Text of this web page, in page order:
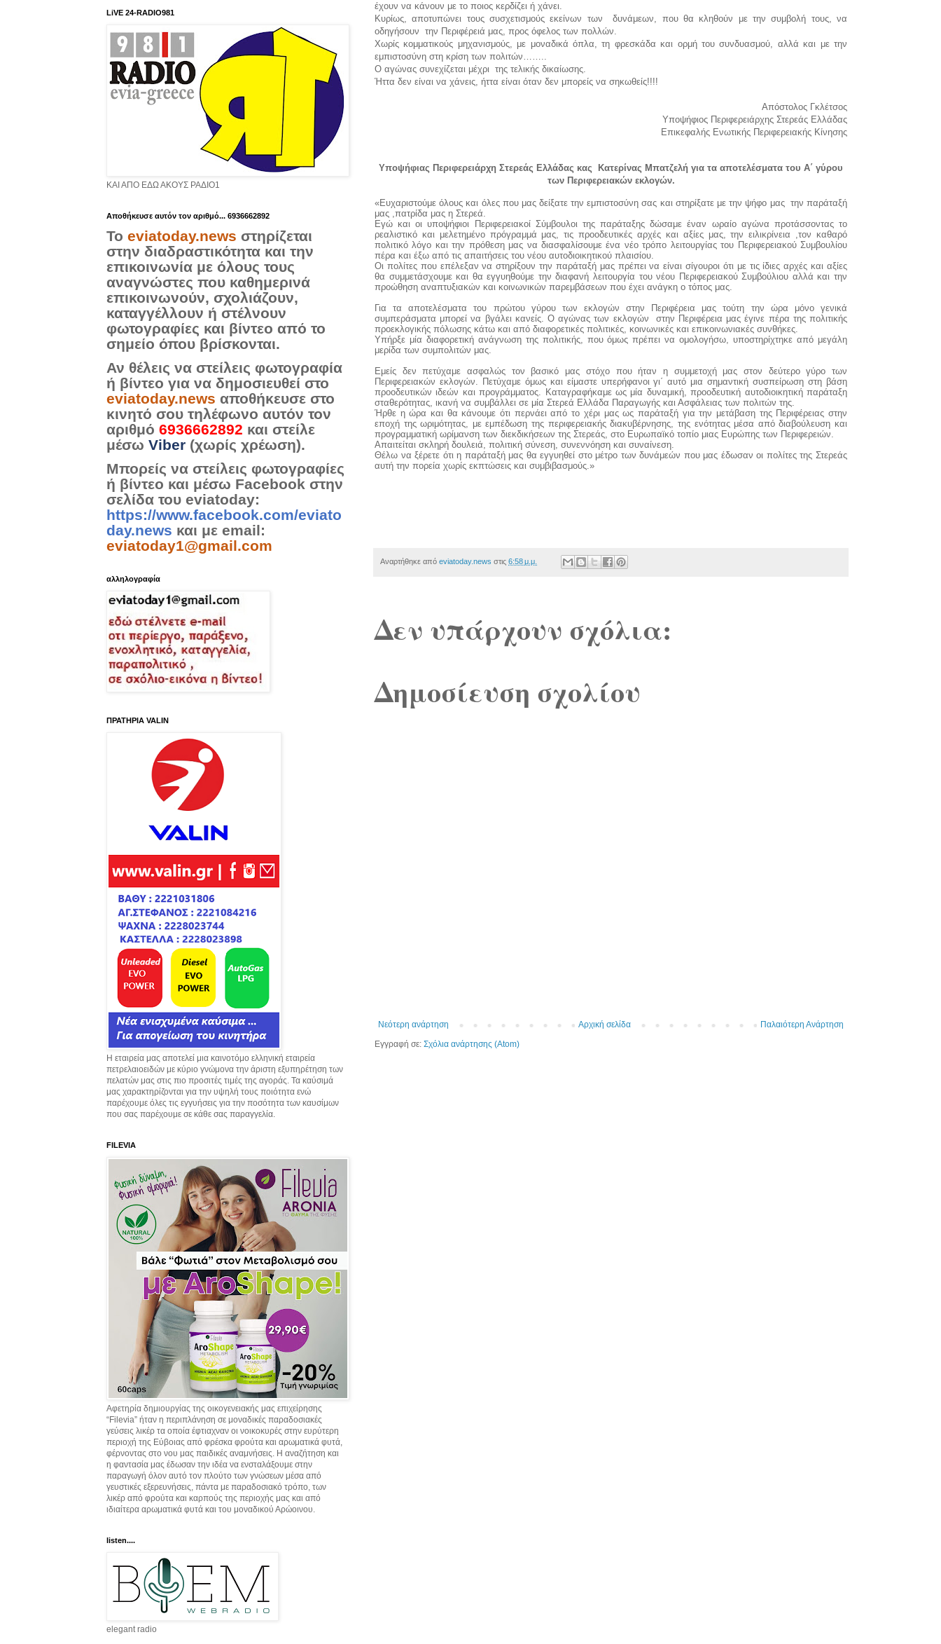
έχουν να κάνουν με το ποιος κερδίζει ή χάνει.
Κυρίως, αποτυπώνει τους συσχετισμούς εκείνων των
δυνάμεων, που θα κληθούν με την συμβολή τους, να
οδηγήσουν την Περιφέρειά μας, προς όφελος των πολλών.
Χωρίς κομματικούς μηχανισμούς, με μοναδικά όπλα, τη φρεσκάδα και ορμή του συνδυασμού, αλλά και με την
εμπιστοσύνη στη κρίση των πολιτών……..
Ο αγώνας συνεχίζεται μέχρι της τελικής δικαίωσης.
Ήττα δεν είναι να χάνεις, ήττα είναι όταν δεν μπορείς να σηκωθείς!!!!
Απόστολος Γκλέτσος
Υποψήφιος Περιφερειάρχης Στερεάς Ελλάδας
Επικεφαλής Ενωτικής Περιφερειακής Κίνησης
Υποψήφιας Περιφερειάρχη Στερεάς Ελλάδας κας
Κατερίνας Μπατζελή για τα αποτελέσματα του Α΄ γύρου
των Περιφερειακών εκλογών.
«Ευχαριστούμε όλους και όλες που μας δείξατε την εμπιστοσύνη σας και στηρίξατε με την ψήφο μας την παράταξή
μας ,πατρίδα μας η Στερεά.
Εγώ και οι υποψήφιοι Περιφερειακοί Σύμβουλοι της παράταξης δώσαμε έναν ωραίο αγώνα προτάσσοντας το
ρεαλιστικό και μελετημένο πρόγραμμά μας, τις προοδευτικές αρχές και αξίες μας, την ειλικρίνεια ,τον καθαρό
πολιτικό λόγο και την πρόθεση μας να διασφαλίσουμε ένα νέο τρόπο λειτουργίας του Περιφερειακού Συμβουλίου
πέρα και έξω από τις απαιτήσεις του νέου αυτοδιοικητικού πλαισίου.
Οι πολίτες που επέλεξαν να στηρίξουν την παράταξή μας πρέπει να είναι σίγουροι ότι με τις ίδιες αρχές και αξίες
θα συμμετάσχουμε και θα εγγυηθούμε την διαφανή λειτουργία του νέου Περιφερειακού Συμβούλιου αλλά και την
προώθηση αναπτυξιακών και κοινωνικών παρεμβάσεων που έχει ανάγκη ο τόπος μας.
Για τα αποτελέσματα του πρώτου γύρου των εκλογών στην Περιφέρεια μας τούτη την ώρα μόνο γενικά
συμπεράσματα μπορεί να βγάλει κανείς. Ο αγώνας των εκλογών
στην Περιφέρεια μας έγινε πέρα της πολιτικής
προεκλογικής πόλωσης κάτω και από διαφορετικές πολιτικές, κοινωνικές και επικοινωνιακές συνθήκες.
Υπήρξε μία διαφορετική ανάγνωση της πολιτικής, που όμως πρέπει να ομολογήσω, υποστηρίχτηκε από μεγάλη
μερίδα των συμπολιτών μας.
Εμείς δεν πετύχαμε ασφαλώς τον βασικό μας στόχο που ήταν η συμμετοχή μας στον δεύτερο γύρο των
Περιφερειακών εκλογών. Πετύχαμε όμως και είμαστε υπερήφανοι γι΄ αυτό μια σημαντική συσπείρωση στη βάση
προοδευτικών ιδεών και προγράμματος. Καταγραφήκαμε ως μία δυναμική, προοδευτική αυτοδιοικητική παράταξη
σταθερότητας, ικανή να συμβάλλει σε μία Στερεά Ελλάδα Παραγωγής και Ασφάλειας των πολιτών της.
Ήρθε η ώρα και θα κάνουμε ότι περνάει από το χέρι μας ως παράταξή για την μετάβαση της Περιφέρειας στην
εποχή της ωριμότητας, με εμπέδωση της περιφερειακής διακυβέρνησης, της ενότητας μέσα από διαβούλευση και
προγραμματική ωρίμανση των διεκδικήσεων της Στερεάς, στο Ευρωπαϊκό τοπίο μιας Ευρώπης των Περιφερειών.
Απαιτείται σκληρή δουλειά, πολιτική σύνεση, συνεννόηση και συναίνεση.
Θέλω να ξέρετε ότι η παράταξή μας θα εγγυηθεί στο μέτρο των δυνάμεών που μας έδωσαν οι πολίτες της Στερεάς
αυτή την πορεία χωρίς εκπτώσεις και συμβιβασμούς.»
Αναρτήθηκε από eviatoday.news στις 6:58 μ.μ.
Δεν υπάρχουν σχόλια:
Δημοσίευση σχολίου
Νεότερη ανάρτηση Παλαιότερη Ανάρτηση
Αρχική σελίδα
Εγγραφή σε: Σχόλια ανάρτησης (Atom)
LiVE 24-RADIO981
ΚΑΙ ΑΠΟ ΕΔΩ ΑΚΟΥΣ ΡΑΔΙΟ1
Aποθήκευσε αυτόν τον αριθμό... 6936662892
Το eviatoday.news στηρίζεται
στην διαδραστικότητα και την
επικοινωνία με όλους τους
αναγνώστες που καθημερινά
επικοινωνούν, σχολιάζουν,
καταγγέλλουν ή στέλνουν
φωτογραφίες και βίντεο από το
σημείο όπου βρίσκονται.
Αν θέλεις να στείλεις φωτογραφία
ή βίντεο για να δημοσιευθεί στο
eviatoday.news αποθήκευσε στο
κινητό σου τηλέφωνο αυτόν τον
αριθμό 6936662892 και στείλε
μέσω Viber (χωρίς χρέωση).
Μπορείς να στείλεις φωτογραφίες
ή βίντεο και μέσω Facebook στην
σελίδα του eviatoday:
https://www.facebook.com/eviato
day.news και με email:
eviatoday1@gmail.com
αλληλογραφία
ΠΡΑΤΗΡΙΑ VALIN
Η εταιρεία μας αποτελεί μια καινοτόμο ελληνική εταιρεία
πετρελαιοειδών με κύριο γνώμονα την άριστη εξυπηρέτηση των
πελατών μας στις πιο προσιτές τιμές της αγοράς. Τα καύσιμά
μας χαρακτηρίζονται για την υψηλή τους ποιότητα ενώ
παρέχουμε όλες τις εγγυήσεις για την ποσότητα των καυσίμων
που σας παρέχουμε σε κάθε σας παραγγελία.
FILEVIA
Αφετηρία δημιουργίας της οικογενειακής μας επιχείρησης
“Filevia” ήταν η περιπλάνηση σε μοναδικές παραδοσιακές
γεύσεις λικέρ τα οποία έφτιαχναν οι νοικοκυρές στην ευρύτερη
περιοχή της Εύβοιας από φρέσκα φρούτα και αρωματικά φυτά,
φέρνοντας στο νου μας παιδικές αναμνήσεις. Η αναζήτηση και
η φαντασία μας έδωσαν την ιδέα να ενσταλάξουμε στην
παραγωγή όλον αυτό τον πλούτο των γνώσεων μέσα από
γευστικές εξερευνήσεις, πάντα με παραδοσιακό τρόπο, των
λικέρ από φρούτα και καρπούς της περιοχής μας και από
ιδιαίτερα αρωματικά φυτά και του μοναδικού Αρώοινου.
listen....
elegant radio